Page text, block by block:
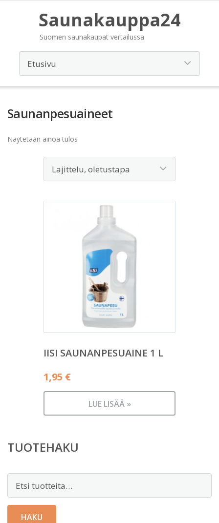
Saunakauppa24
Suomen saunakaupat vertailussa
Saunanpesuaineet
Näytetään ainoa tulos
IISI SAUNANPESUAINE 1 L
1,95 €
LUE LISÄÄ »
TUOTEHAKU
HAKU